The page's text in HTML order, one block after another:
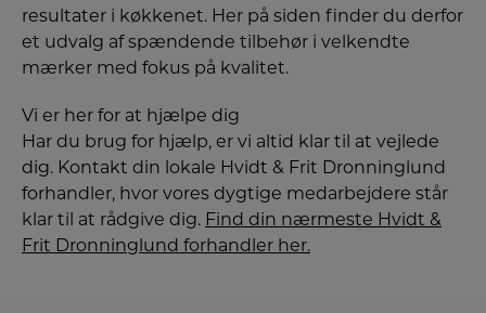
resultater i køkkenet. Her på siden finder du derfor
et udvalg af spændende tilbehør i velkendte
mærker med fokus på kvalitet.
Vi er her for at hjælpe dig
Har du brug for hjælp, er vi altid klar til at vejlede
dig. Kontakt din lokale Hvidt & Frit Dronninglund
forhandler, hvor vores dygtige medarbejdere står
klar til at rådgive dig. Find din nærmeste Hvidt &
Frit Dronninglund forhandler her.